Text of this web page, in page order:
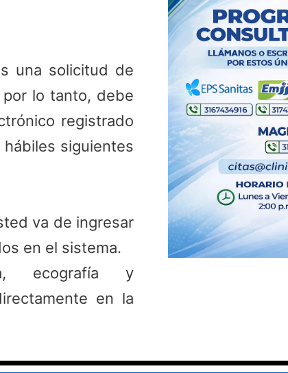
una solicitud de
lo tanto, debe
registrado
siguientes
va de ingresar
en el sistema.
ecografía y
en la